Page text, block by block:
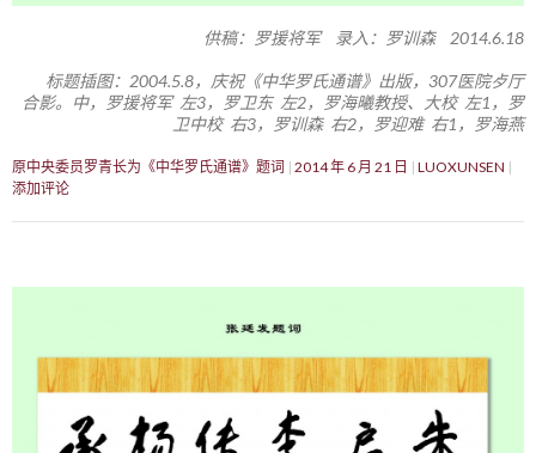
供稿：罗援将军 录入：罗训森 2014.6.18
标题插图：2004.5.8，庆祝《中华罗氏通谱》出版，307医院歺厅
合影。中，罗援将军 左3，罗卫东 左2，罗海曦教授、大校 左1，罗
卫中校 右3，罗训森 右2，罗迎难 右1，罗海燕
原中央委员罗青长为《中华罗氏通谱》题词 2014 年 6 月 21 日
LUOXUNSEN
添加评论